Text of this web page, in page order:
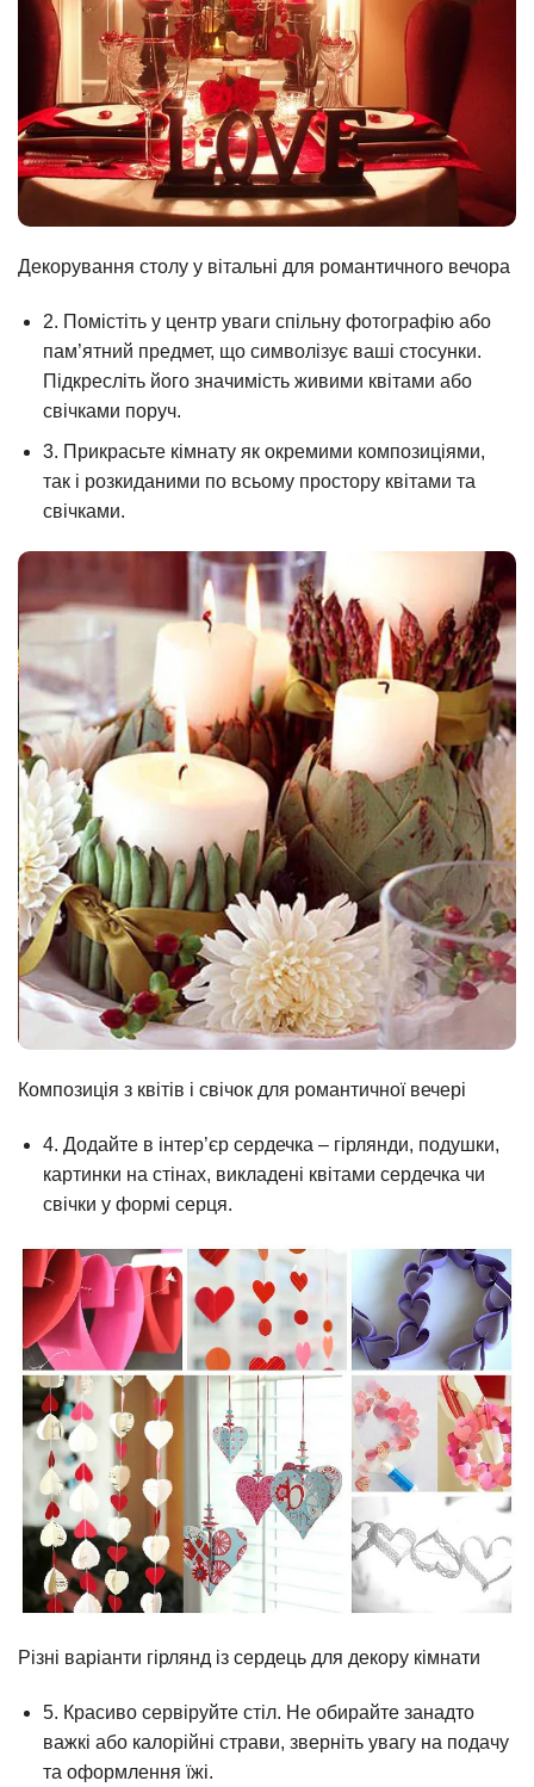
Декорування столу у вітальні для романтичного вечора
2. Помістіть у центр уваги спільну фотографію або
пам’ятний предмет, що символізує ваші стосунки.
Підкресліть його значимість живими квітами або
свічками поруч.
3. Прикрасьте кімнату як окремими композиціями,
так і розкиданими по всьому простору квітами та
свічками.
Композиція з квітів і свічок для романтичної вечері
4. Додайте в інтер’єр сердечка – гірлянди, подушки,
картинки на стінах, викладені квітами сердечка чи
свічки у формі серця.
Різні варіанти гірлянд із сердець для декору кімнати
5. Красиво сервіруйте стіл. Не обирайте занадто
важкі або калорійні страви, зверніть увагу на подачу
та оформлення їжі.